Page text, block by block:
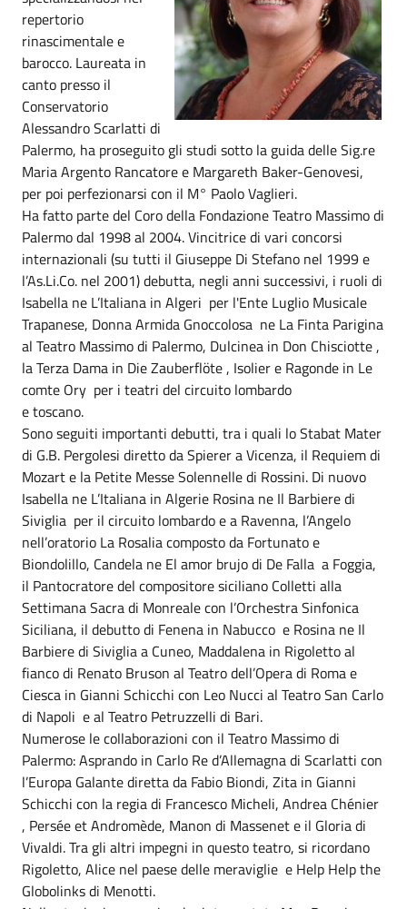
repertorio
rinascimentale e
barocco. Laureata in
canto presso il
Conservatorio
Alessandro Scarlatti di
Palermo, ha proseguito gli studi sotto la guida delle Sig.re
Maria Argento Rancatore e Margareth Baker-Genovesi,
per poi perfezionarsi con il M° Paolo Vaglieri.
Ha fatto parte del Coro della Fondazione Teatro Massimo di
Palermo dal 1998 al 2004. Vincitrice di vari concorsi
internazionali (su tutti il Giuseppe Di Stefano nel 1999 e
l’As.Li.Co. nel 2001) debutta, negli anni successivi, i ruoli di
Isabella ne L’Italiana in Algeri per l'Ente Luglio Musicale
Trapanese, Donna Armida Gnoccolosa ne La Finta Parigina
al Teatro Massimo di Palermo, Dulcinea in Don Chisciotte ,
la Terza Dama in Die Zauberflöte , Isolier e Ragonde in Le
comte Ory per i teatri del circuito lombardo
e toscano.
Sono seguiti importanti debutti, tra i quali lo Stabat Mater
di G.B. Pergolesi diretto da Spierer a Vicenza, il Requiem di
Mozart e la Petite Messe Solennelle di Rossini. Di nuovo
Isabella ne L’Italiana in Algerie Rosina ne Il Barbiere di
Siviglia per il circuito lombardo e a Ravenna, l’Angelo
nell’oratorio La Rosalia composto da Fortunato e
Biondolillo, Candela ne El amor brujo di De Falla a Foggia,
il Pantocratore del compositore siciliano Colletti alla
Settimana Sacra di Monreale con l’Orchestra Sinfonica
Siciliana, il debutto di Fenena in Nabucco e Rosina ne Il
Barbiere di Siviglia a Cuneo, Maddalena in Rigoletto al
fianco di Renato Bruson al Teatro dell’Opera di Roma e
Ciesca in Gianni Schicchi con Leo Nucci al Teatro San Carlo
di Napoli e al Teatro Petruzzelli di Bari.
Numerose le collaborazioni con il Teatro Massimo di
Palermo: Asprando in Carlo Re d’Allemagna di Scarlatti con
l’Europa Galante diretta da Fabio Biondi, Zita in Gianni
Schicchi con la regia di Francesco Micheli, Andrea Chénier
, Persée et Andromède, Manon di Massenet e il Gloria di
Vivaldi. Tra gli altri impegni in questo teatro, si ricordano
Rigoletto, Alice nel paese delle meraviglie e Help Help the
Globolinks di Menotti.